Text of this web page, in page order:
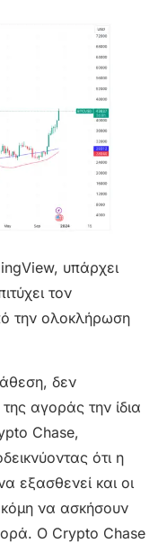
υπάρχει
τον
την ολοκλήρωση
δεν
αγοράς την ίδια
Chase,
ότι η
εξασθενεί και οι
να ασκήσουν
O Crypto Chase